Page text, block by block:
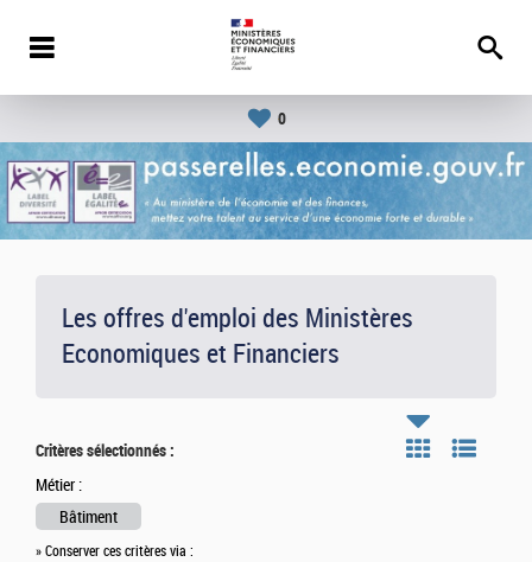
0
Les offres d'emploi des Ministères
Economiques et Financiers
Critères sélectionnés :
Métier :
Bâtiment
» Conserver ces critères via :